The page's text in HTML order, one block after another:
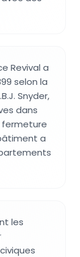
Revival a
selon la
Snyder,
dans
fermeture
a
les